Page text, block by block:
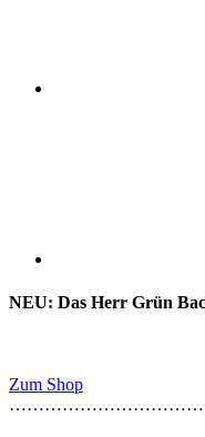
NEU: Das Herr Grün
Zum Shop